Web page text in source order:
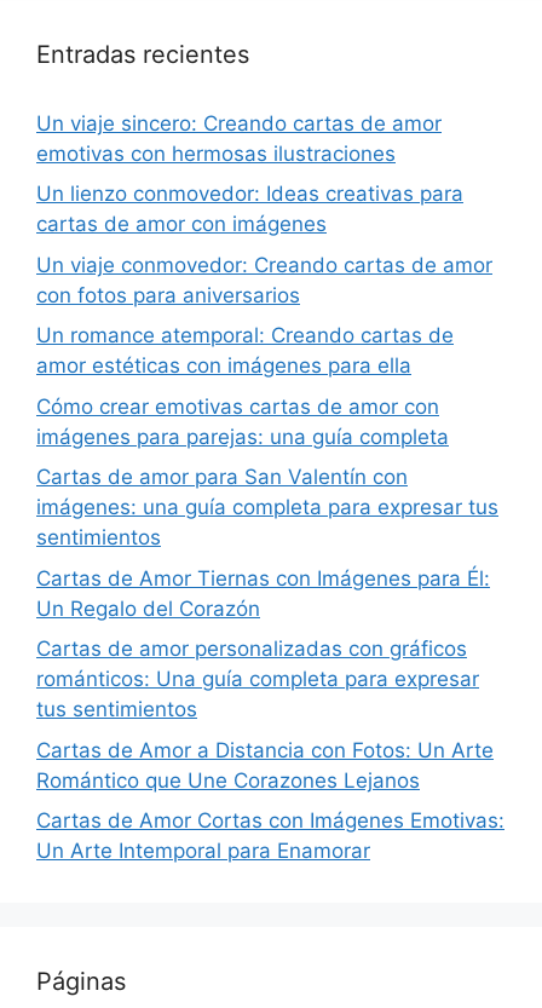
Entradas recientes
Un viaje sincero: Creando cartas de amor
emotivas con hermosas ilustraciones
Un lienzo conmovedor: Ideas creativas para
cartas de amor con imágenes
Un viaje conmovedor: Creando cartas de amor
con fotos para aniversarios
Un romance atemporal: Creando cartas de
amor estéticas con imágenes para ella
Cómo crear emotivas cartas de amor con
imágenes para parejas: una guía completa
Cartas de amor para San Valentín con
imágenes: una guía completa para expresar tus
sentimientos
Cartas de Amor Tiernas con Imágenes para Él:
Un Regalo del Corazón
Cartas de amor personalizadas con gráficos
románticos: Una guía completa para expresar
tus sentimientos
Cartas de Amor a Distancia con Fotos: Un Arte
Romántico que Une Corazones Lejanos
Cartas de Amor Cortas con Imágenes Emotivas:
Un Arte Intemporal para Enamorar
Páginas